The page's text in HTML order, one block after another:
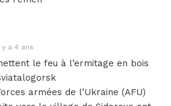
y a 4 ans
le feu à l’ermitage en bois
armées de l’Ukraine (AFU)